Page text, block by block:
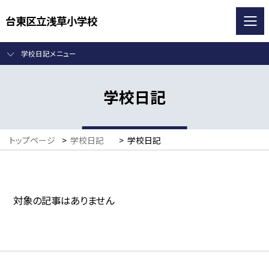
台東区立浅草小学校
学校日記メニュー
学校日記
トップページ > 学校日記 > 学校日記
対象の記事はありません